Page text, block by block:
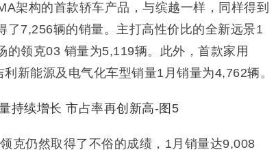
架构的首款轿车产品，与缤越一样，同样得到
了7,256辆的销量。主打高性价比的全新远景1
的领克03 销量为5,119辆。此外，首款家用
新能源及电气化车型销量1月销量为4,762辆。
克仍然取得了不俗的成绩，1月销量达9,008